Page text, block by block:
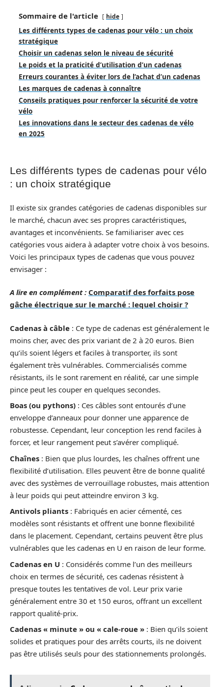
Sommaire de l'article hide
Les différents types de cadenas pour vélo : un choix
stratégique
Choisir un cadenas selon le niveau de sécurité
Le poids et la praticité d’utilisation d’un cadenas
Erreurs courantes à éviter lors de l’achat d’un cadenas
Les marques de cadenas à connaître
Conseils pratiques pour renforcer la sécurité de votre
vélo
Les innovations dans le secteur des cadenas de vélo
en 2025
Les différents types de cadenas pour vélo
: un choix stratégique
Il existe six grandes catégories de cadenas disponibles sur
le marché, chacun avec ses propres caractéristiques,
avantages et inconvénients. Se familiariser avec ces
catégories vous aidera à adapter votre choix à vos besoins.
Voici les principaux types de cadenas que vous pouvez
envisager :
A lire en complément : Comparatif des forfaits pose
gâche électrique sur le marché : lequel choisir ?
Cadenas à câble : Ce type de cadenas est généralement le
moins cher, avec des prix variant de 2 à 20 euros. Bien
qu’ils soient légers et faciles à transporter, ils sont
également très vulnérables. Commercialisés comme
résistants, ils le sont rarement en réalité, car une simple
pince peut les couper en quelques secondes.
Boas (ou pythons) : Ces câbles sont entourés d’une
enveloppe d’anneaux pour donner une apparence de
robustesse. Cependant, leur conception les rend faciles à
forcer, et leur rangement peut s’avérer compliqué.
Chaînes : Bien que plus lourdes, les chaînes offrent une
flexibilité d’utilisation. Elles peuvent être de bonne qualité
avec des systèmes de verrouillage robustes, mais attention
à leur poids qui peut atteindre environ 3 kg.
Antivols pliants : Fabriqués en acier cémenté, ces
modèles sont résistants et offrent une bonne flexibilité
dans le placement. Cependant, certains peuvent être plus
vulnérables que les cadenas en U en raison de leur forme.
Cadenas en U : Considérés comme l’un des meilleurs
choix en termes de sécurité, ces cadenas résistent à
presque toutes les tentatives de vol. Leur prix varie
généralement entre 30 et 150 euros, offrant un excellent
rapport qualité-prix.
Cadenas « minute » ou « cale-roue » : Bien qu’ils soient
solides et pratiques pour des arrêts courts, ils ne doivent
pas être utilisés seuls pour des stationnements prolongés.